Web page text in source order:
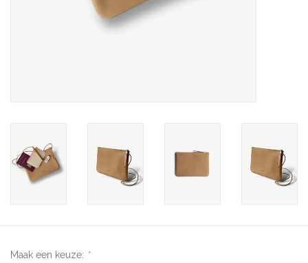
Maak een keuze: *